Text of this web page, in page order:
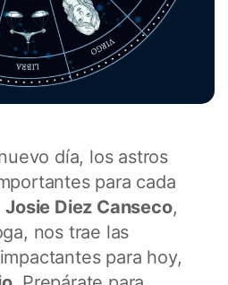
día, los astros
para cada
Josie Diez Canseco,
nos trae las
para hoy,